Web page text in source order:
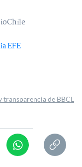
EFE
transparencia de BBCL